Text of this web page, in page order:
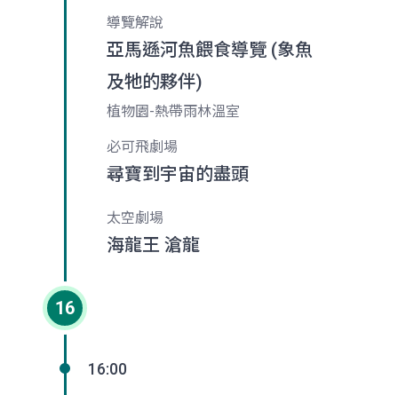
導覽解說
亞馬遜河魚餵食導覽 (象魚
及牠的夥伴)
植物園-熱帶雨林溫室
必可飛劇場
尋寶到宇宙的盡頭
太空劇場
海龍王 滄龍
16
16:00